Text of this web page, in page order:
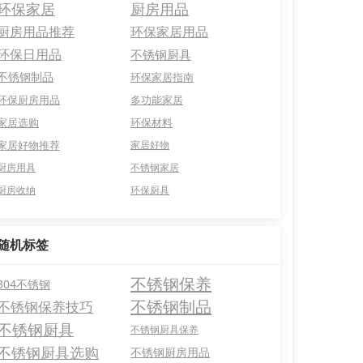
保家居 厨房用品
房用品推荐
环保家居用品
保日用品
不锈钢厨具
锈钢制品
环保家居指南
保厨房用品
多功能家居
居选购
环保材料
居好物推荐
家居好物
房用具
不锈钢家居
房收纳
环保厨具
机标签
不锈钢 不锈钢保养
锈钢保养技巧 不锈钢制品
锈钢厨具 不锈钢厨具保养
锈钢厨具选购 不锈钢厨房用品